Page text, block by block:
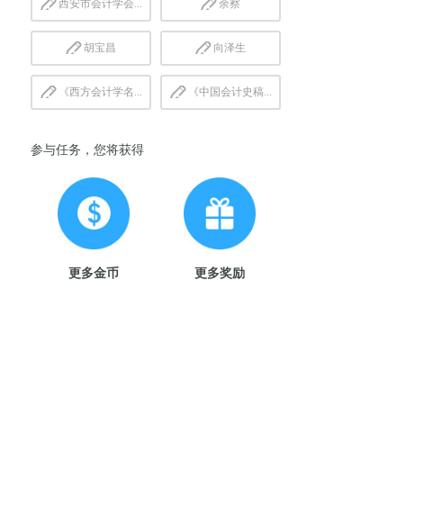
西安市会计学会... 余察
胡宝昌 向泽生
《西方会计学名... 《中国会计史稿...
参与任务，您将获得
更多金币 更多奖励